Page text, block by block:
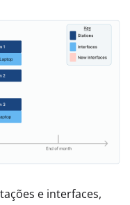
e interfaces,